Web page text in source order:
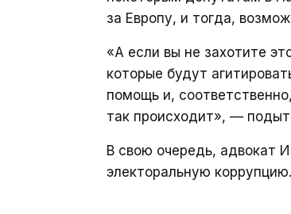
за Европу, и тогда,
«А если вы не захотите
которые будут
помощь и,
так происходит», —
В свою очередь, адвокат
электоральную коррупцию.